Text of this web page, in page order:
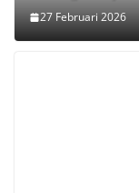
27 Februari 2026